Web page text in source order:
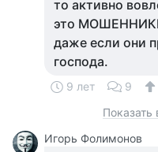
то активно
это
даже если они
господа.
9 лет 9
Игорь Фолимонов